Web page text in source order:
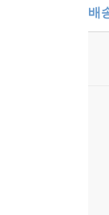
배